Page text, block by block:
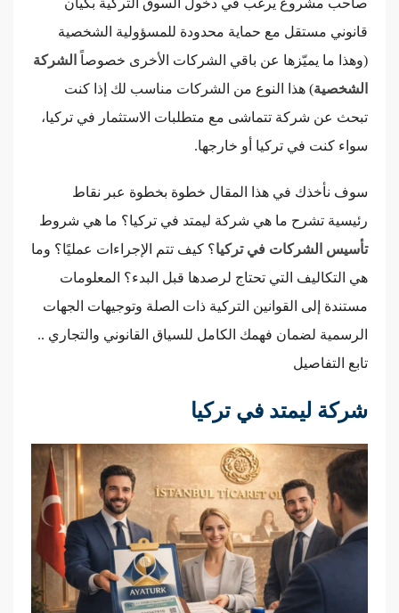
صاحب مشروع يرغب في دخول السوق التركية بكيان
قانوني مستقل مع حماية محدودة للمسؤولية الشخصية
(وهذا ما يميّزها عن باقي الشركات الأخرى خصوصاً الشركة
الشخصية) هذا النوع من الشركات مناسب لك إذا كنت
تبحث عن شركة تتماشى مع متطلبات الاستثمار في تركيا،
سواء كنت في تركيا أو خارجها.
سوف نأخذك في هذا المقال خطوة بخطوة عبر نقاط
رئيسية تشرح ما هي شركة ليمتد في تركيا؟ ما هي شروط
تأسيس الشركات في تركيا؟ كيف تتم الإجراءات عمليًا؟ وما
هي التكاليف التي تحتاج لرصدها قبل البدء؟ المعلومات
مستندة إلى القوانين التركية ذات الصلة وتوجيهات الجهات
الرسمية لضمان فهمك الكامل للسياق القانوني والتجاري ..
تابع التفاصيل
شركة ليمتد في تركيا